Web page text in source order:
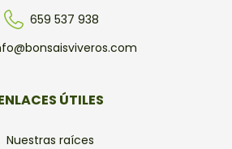
659 537 938
ÚTILES
Nuestras raíces